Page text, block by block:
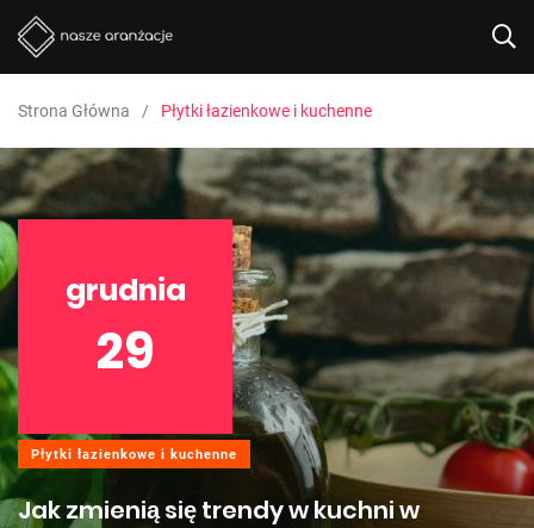
Strona Główna Płytki łazienkowe i kuchenne
grudnia
29
Płytki łazienkowe i kuchenne
Jak zmienią się trendy w kuchni w